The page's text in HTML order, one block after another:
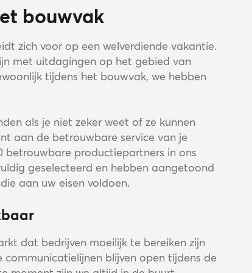
bouwvak
zich voor op een welverdiende vakantie.
met uitdagingen op het gebied van
tijdens het bouwvak, we hebben
als je niet zeker weet of ze kunnen
aan de betrouwbare service van je
betrouwbare productiepartners in ons
geselecteerd en hebben aangetoond
aan uw eisen voldoen.
dat bedrijven moeilijk te bereiken zijn
blijven open tijdens de